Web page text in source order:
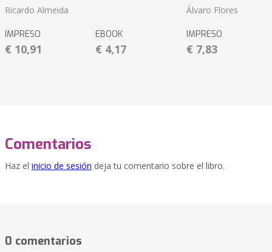
Ricardo Almeida
IMPRESO
€ 10,91
EBOOK
€ 4,17
Álvaro Flores
IMPRESO
€ 7,83
Comentarios
Haz el inicio de sesión deja tu comentario sobre el libro.
0 comentarios